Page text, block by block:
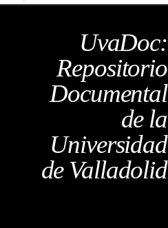
UvaDoc:
Repositorio
Documental
de la
Universidad
de Valladolid